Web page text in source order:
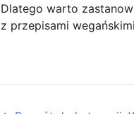
Dlatego warto
z przepisami